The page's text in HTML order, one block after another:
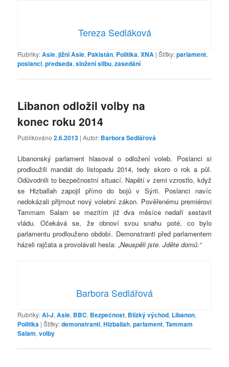
Tereza Sedláková
Rubriky:Asie,jižní Asie, Pakistán, Politika,XNA |Štítky:parlament,
poslanci,předseda,složení slibu,zasedání
Libanon odložil volby na
konec roku 2014
Publikováno2.6.2013 | Autor: Barbora Sedlářová
Libanonský parlament hlasoval o odložení voleb. Poslanci si
prodloužili mandát do listopadu 2014, tedy skoro o rok a půl.
Odůvodnili to bezpečnostní situací. Napětí v zemi vzrostlo, když
se Hizballah zapojil přímo do bojů v Sýrii. Poslanci navíc
nedokázali přijmout nový volební zákon. Pověřenému premiérovi
Tammam Salam se mezitím již dva měsíce nedaří sestavit
vládu. Očekává se, že obnoví svou snahu poté, co bylo
parlamentu prodlouženo období. Demonstranti před parlamentem
házeli rajčata a provolávali hesla:„Neuspěli jste. Jděte domů.“
Barbora Sedlářová
Rubriky:Al-J,Asie, BBC, Bezpečnost, Blízký východ, Libanon,
Politika |Štítky:demonstranti,Hizballah,parlament,Tammam
Salam,volby